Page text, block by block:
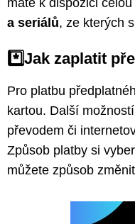
máte k dispozici
a seriálů, ze kterých
*️⃣Jak zaplatit
Pro platbu
kartou. Další
převodem či
Způsob platby si
můžete způsob